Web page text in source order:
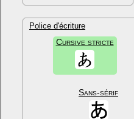
Police d'écriture
Cursive stricte
Sans-sérif